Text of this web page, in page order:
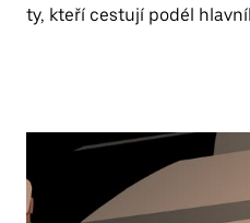
ty, kteří cestují podél